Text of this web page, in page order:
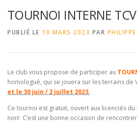
TOURNOIS NOUS CONTACTER
TOURNOI INTERNE
PUBLIÉ LE 10 MARS 2023 PAR PHILIPPE
Le club vous propose de participer au
homologué, qui se jouera sur les terrains de
et le 30 juin / 2 juillet 2023.
Ce tournoi est gratuit, ouvert aux licenciés
non! C’est une bonne occasion de